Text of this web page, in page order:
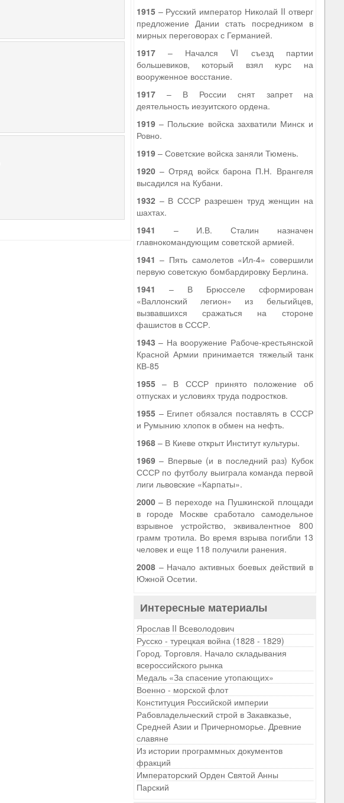
1915– Русский император Николай II отверг
предложение Дании стать посредником в
мирных переговорах с Германией.
1917– Начался VI съезд партии
большевиков, который взял курс на
вооруженное восстание.
1917– В России снят запрет на
деятельность иезуитского ордена.
1919– Польские войска захватили Минск и
Ровно.
1919– Советские войска заняли Тюмень.
1920– Отряд войск барона П.Н. Врангеля
высадился на Кубани.
1932– В СССР разрешен труд женщин на
шахтах.
1941 – И.В. Сталин назначен
главнокомандующим советской армией.
1941 – Пять самолетов «Ил-4» совершили
первую советскую бомбардировку Берлина.
1941 – В Брюсселе сформирован
«Валлонский легион» из бельгийцев,
вызвавшихся сражаться на стороне
фашистов в СССР.
1943 – На вооружение Рабоче-крестьянской
Красной Армии принимается тяжелый танк
КВ-85
1955– В СССР принято положение об
отпусках и условиях труда подростков.
1955– Египет обязался поставлять в СССР
и Румынию хлопок в обмен на нефть.
1968– В Киеве открыт Институт культуры.
1969– Впервые (и в последний раз) Кубок
СССР по футболу выиграла команда первой
лиги львовские «Карпаты».
2000– В переходе на Пушкинской площади
в городе Москве сработало самодельное
взрывное устройство, эквивалентное 800
грамм тротила. Во время взрыва погибли 13
человек и еще 118 получили ранения.
2008– Начало активных боевых действий в
Южной Осетии.
Интересные материалы
Ярослав II Всеволодович
Русско - турецкая война (1828 - 1829)
Город. Торговля. Начало складывания
всероссийского рынка
Медаль «За спасение утопающих»
Военно - морской флот
Конституция Российской империи
Рабовладельческий строй в Закавказье,
Средней Азии и Причерноморье. Древние
славяне
Из истории программных документов
фракций
Императорский Орден Святой Анны
Парский